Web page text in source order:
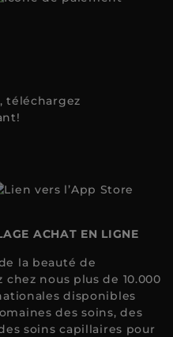
téléchargez
ACHAT EN LIGNE
la beauté de
nous plus de 10.000
disponibles
des soins, des
soins capillaires pour